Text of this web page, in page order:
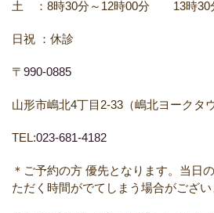
土 ： 8時30分～ 12時00分 13時30
日祝 ：休診
〒 990-0885
山形市嶋北4丁目 2-33 （嶋北ヨークタ
TEL:023-681-4182
＊ご予約の方 優先となります。当日
ただく時間がでてしまう場合がござい